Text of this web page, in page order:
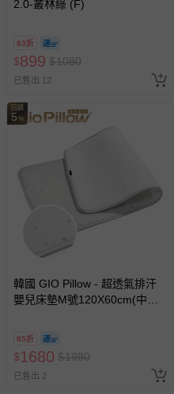
2.0-叢林綠 (F)
83折
$899 $1080
已售出 12
回饋
5 %
韓國 GIO Pillow - 超透氣排汗
嬰兒床墊M號120X60cm(中床)-
85折
$1680 $1980
已售出 2